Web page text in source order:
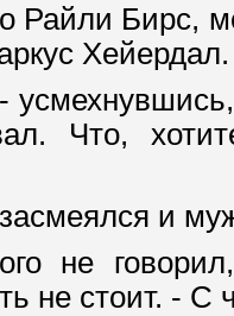
Бирс,
Что,
и
говорил, -
не стоит. - С